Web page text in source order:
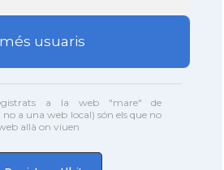
més usuaris
a la web "mare" de
a una web local) són els que no
allà on viuen